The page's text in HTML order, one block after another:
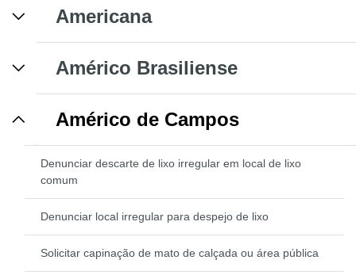
Americana
Américo Brasiliense
Américo de Campos
Denunciar descarte de lixo irregular em local de lixo
comum
Denunciar local irregular para despejo de lixo
Solicitar capinação de mato de calçada ou área pública